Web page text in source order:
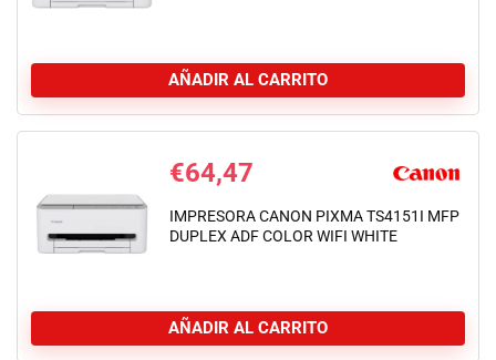
AÑADIR AL CARRITO
€64,47
IMPRESORA CANON PIXMA TS4151I MFP
DUPLEX ADF COLOR WIFI WHITE
AÑADIR AL CARRITO